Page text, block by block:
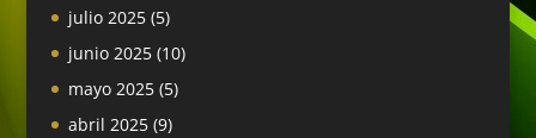
julio 2025(5)
junio 2025(10)
mayo 2025(5)
abril 2025(9)